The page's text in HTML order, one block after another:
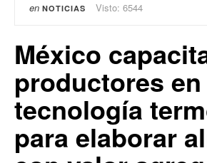
en NOTICIAS Visto: 6544
México
productores
tecnología
para elaborar